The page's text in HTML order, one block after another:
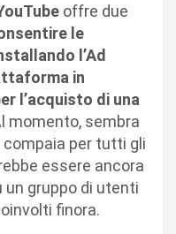
offre due
le
l’Ad
in
l’acquisto di una
momento, sembra
per tutti gli
essere ancora
gruppo di utenti
finora.